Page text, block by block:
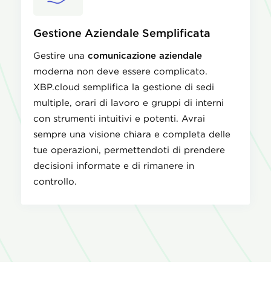
Gestione Aziendale Semplificata
Gestire una comunicazione aziendale
moderna non deve essere complicato.
XBP.cloud semplifica la gestione di sedi
multiple, orari di lavoro e gruppi di interni
con strumenti intuitivi e potenti. Avrai
sempre una visione chiara e completa delle
tue operazioni, permettendoti di prendere
decisioni informate e di rimanere in
controllo.